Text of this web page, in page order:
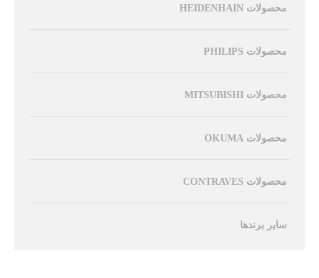
محصولات HEIDENHAIN
محصولات PHILIPS
محصولات MITSUBISHI
محصولات OKUMA
محصولات CONTRAVES
سایر برندها